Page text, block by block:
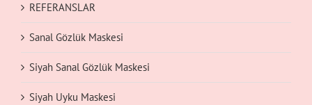
REFERANSLAR
Sanal Gözlük Maskesi
Siyah Sanal Gözlük Maskesi
Siyah Uyku Maskesi